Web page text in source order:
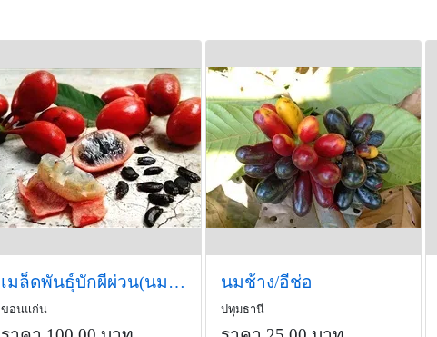
เมล็ดพันธุ์บักผีผ่วน(นมควาย) ซื้อ3แถม1
ขอนแก่น
นมช้าง/อีช่อ
ปทุมธานี